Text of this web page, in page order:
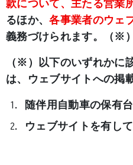
款について、主たる営業
るほか、各事業者のウェ
義務づけられます。（※）
（※）以下のいずれかに
は、ウェブサイトへの掲
随伴用自動車の保有
ウェブサイトを有し